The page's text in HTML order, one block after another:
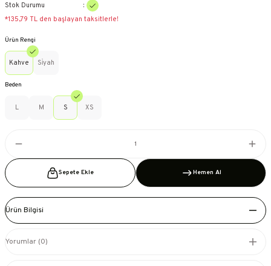
Stok Durumu
*135,79 TL den başlayan taksitlerle!
Ürün Rengi
Kahve Si̇yah
Beden
L M S XS
Sepete Ekle Hemen Al
Ürün Bilgisi
Yorumlar (0)